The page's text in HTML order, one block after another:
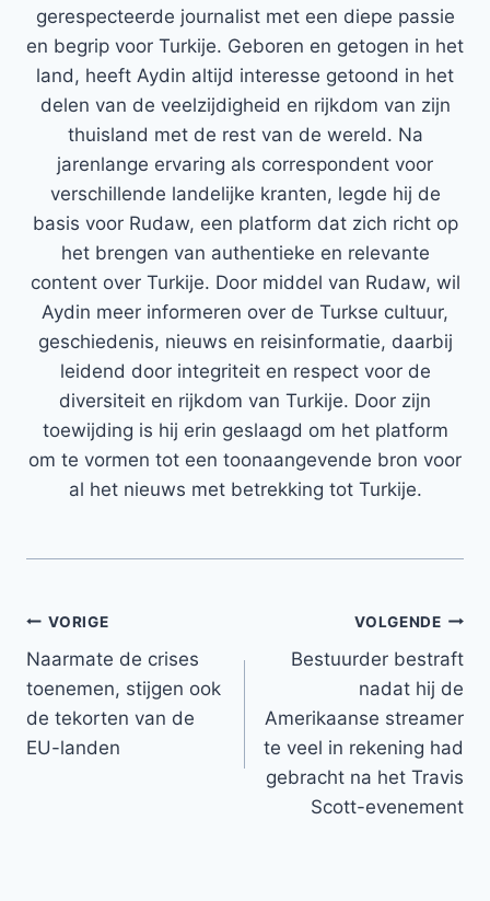
gerespecteerde journalist met een diepe passie
en begrip voor Turkije. Geboren en getogen in het
land, heeft Aydin altijd interesse getoond in het
delen van de veelzijdigheid en rijkdom van zijn
thuisland met de rest van de wereld. Na
jarenlange ervaring als correspondent voor
verschillende landelijke kranten, legde hij de
basis voor Rudaw, een platform dat zich richt op
het brengen van authentieke en relevante
content over Turkije. Door middel van Rudaw, wil
Aydin meer informeren over de Turkse cultuur,
geschiedenis, nieuws en reisinformatie, daarbij
leidend door integriteit en respect voor de
diversiteit en rijkdom van Turkije. Door zijn
toewijding is hij erin geslaagd om het platform
om te vormen tot een toonaangevende bron voor
al het nieuws met betrekking tot Turkije.
Bericht
navigatie
VORIGE
Naarmate de crises
toenemen, stijgen ook
de tekorten van de
EU-landen
VOLGENDE
Bestuurder bestraft
nadat hij de
Amerikaanse streamer
te veel in rekening had
gebracht na het Travis
Scott-evenement